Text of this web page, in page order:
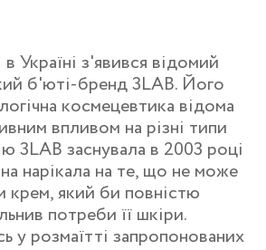
Україні з'явився відомий
б'юті-бренд 3LAB. Його
космецевтика відома
впливом на різні типи
3LAB заснувала в 2003 році
нарікала на те, що не може
крем, який би повністю
потреби її шкіри.
у розмаїтті запропонованих